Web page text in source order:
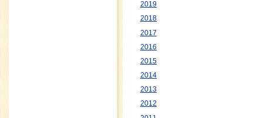
2019
2018
2017
2016
2015
2014
2013
2012